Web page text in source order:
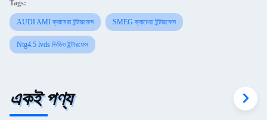
Tags:
AUDI AMI ক্যামেরা ইন্টারফেস SMEG ক্যামেরা ইন্টারফেস
Ntg4.5 lvds ভিডিও ইন্টারফেস
একই পণ্য